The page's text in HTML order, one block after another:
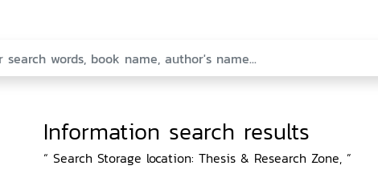
Information search results
“ Search Storage location: Thesis & Research Zone, ”